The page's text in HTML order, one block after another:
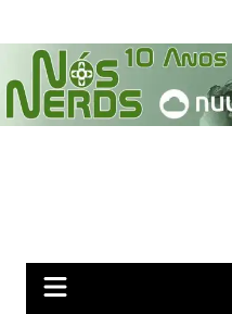
para
conteúdo